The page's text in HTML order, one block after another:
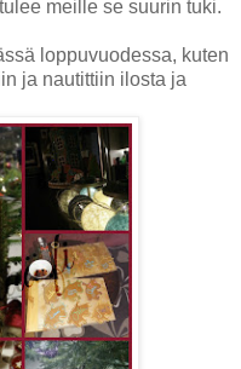
meille se suurin tuki.
loppuvuodessa, kuten
ja nautittiin ilosta ja